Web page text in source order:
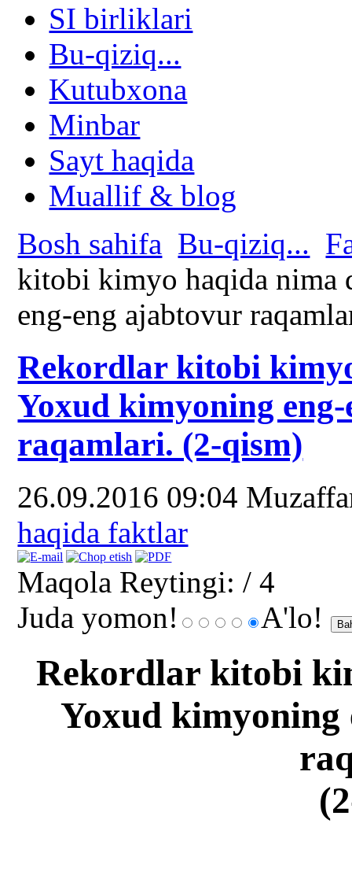
SI birliklari
Bu-qiziq...
Kutubxona
Minbar
Sayt haqida
Muallif & blog
Bosh sahifa Bu-qiziq...
kitobi kimyo haqida nima
eng-eng ajabtovur
Rekordlar kitobi
Yoxud kimyoning
raqamlari. (2-qism)
26.09.2016 09:04
haqida faktlar
Maqola Reytingi: / 4
Juda yomon!
A'lo!
Rekordlar kitobi
Yoxud kimyoning